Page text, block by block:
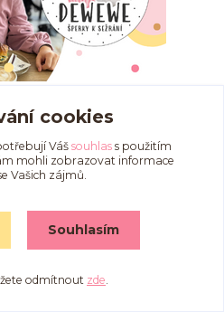
a pod značkou
ŠPERKY K SEŽRÁNÍ.
články
cookies
Váš souhlass použitím
mohli zobrazovat informace
Vašich zájmů.
Souhlasím
odmítnout zde